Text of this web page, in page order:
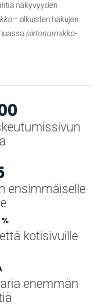
näkyvyyden
– alkuisten hakujen
siirtonurmikko-
ensimmäiselle
%
kotisivuille
enemmän